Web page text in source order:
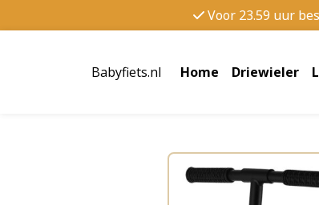
Voor 23.59 uur
Babyfiets.nl Home Driewieler